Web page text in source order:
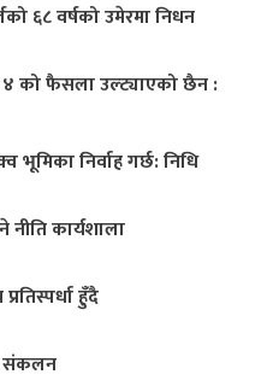
६८ वर्षको उमेरमा निधन
को फैसला उल्ट्याएको छैन :
भूमिका निर्वाह गर्छ: निधि
नीति कार्यशाला
हुँदै
संकलन